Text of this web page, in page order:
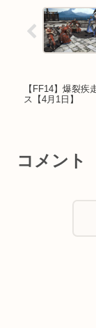
【FF14】爆裂
ス【4月1日】
コメント